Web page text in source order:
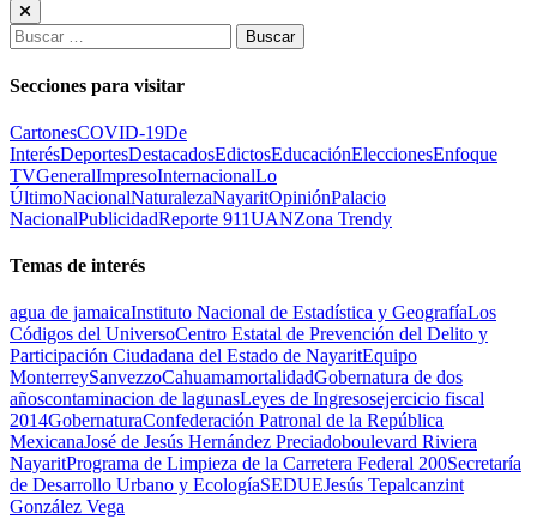
Buscar:
Secciones para visitar
CartonesCOVID-19De
InterésDeportesDestacadosEdictosEducaciónEleccionesEnfoque
TVGeneralImpresoInternacionalLo
ÚltimoNacionalNaturalezaNayaritOpiniónPalacio
NacionalPublicidadReporte 911UANZona Trendy
Temas de interés
agua de jamaicaInstituto Nacional de Estadística y GeografíaLos
Códigos del UniversoCentro Estatal de Prevención del Delito y
Participación Ciudadana del Estado de NayaritEquipo
MonterreySanvezzoCahuamamortalidadGobernatura de dos
añoscontaminacion de lagunasLeyes de Ingresosejercicio fiscal
2014GobernaturaConfederación Patronal de la República
MexicanaJosé de Jesús Hernández Preciadoboulevard Riviera
NayaritPrograma de Limpieza de la Carretera Federal 200Secretaría
de Desarrollo Urbano y EcologíaSEDUEJesús Tepalcanzint
González Vega